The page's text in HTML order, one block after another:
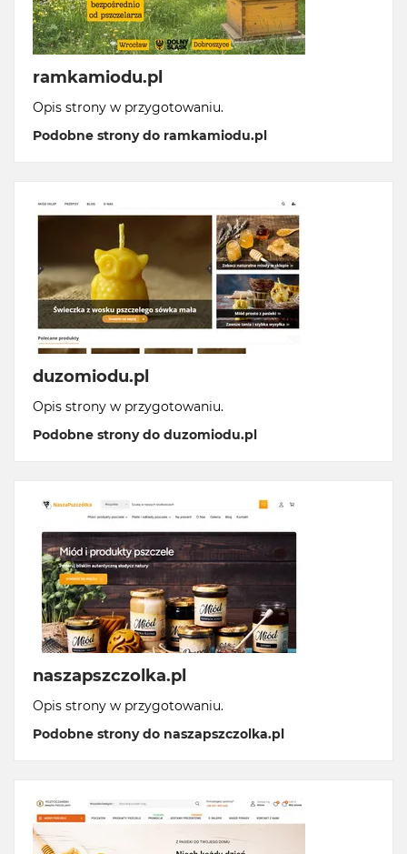
ramkamiodu.pl
Opis strony w przygotowaniu.
Podobne strony do ramkamiodu.pl
duzomiodu.pl
Opis strony w przygotowaniu.
Podobne strony do duzomiodu.pl
naszapszczolka.pl
Opis strony w przygotowaniu.
Podobne strony do naszapszczolka.pl